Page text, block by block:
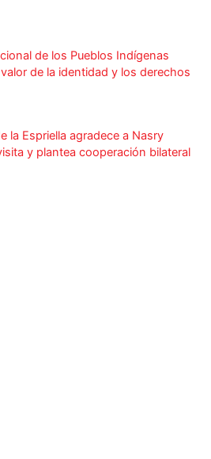
de los Pueblos Indígenas
de la identidad y los derechos
la Espriella agradece a Nasry
y plantea cooperación bilateral